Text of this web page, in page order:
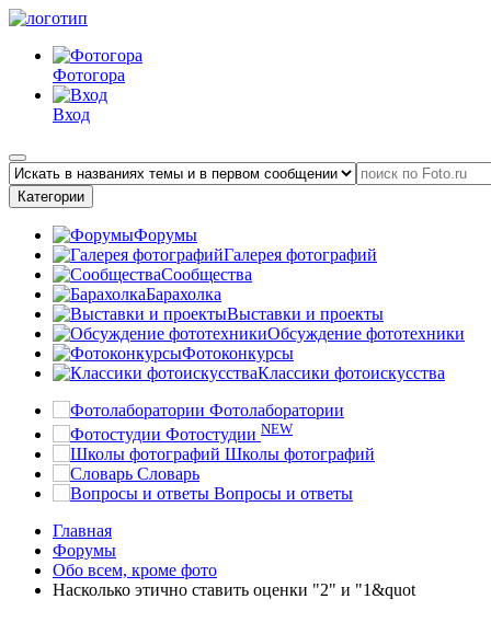
Фотогора
Вход
Категории
Форумы
Галерея фотографий
Сообщества
Барахолка
Выставки и проекты
Обсуждение фототехники
Фотоконкурсы
Классики фотоискусства
Фотолаборатории
Фотостудии NEW
Школы фотографий
Словарь
Вопросы и ответы
Главная
Форумы
Обо всем, кроме фото
Насколько этично ставить оценки "2" и "1&quot